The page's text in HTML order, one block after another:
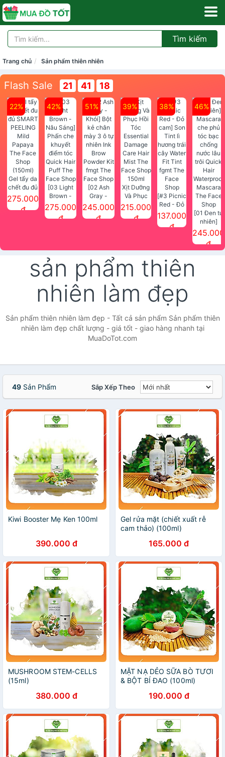
Tìm kiếm
Trang chủ Sản phẩm thiên nhiên
Flash Sale 21 41 17
22%
Gel tẩy da
chết đu đủ
SMART
PEELING
275.000
đ
42%
[03 Light
Brown -
Nâu Sáng]
Phấn che
Face Shop
275.000
đ
51%
[02 Ash
Gray -
Khói] Bột
kẻ chân
Face Shop
245.000
đ
39%
Xịt Dưỡng
Và Phục
Hồi Tóc
Essential
215.000
đ
38%
[#3 Picnic
Red - Đỏ
cam] Son
Face
Shop
137.000
đ
46%
[01 Đen tự
nhiên]
Mascara
che phủ
Shop
245.000
đ
sản phẩm thiên
nhiên làm đẹp
Sản phẩm thiên nhiên làm đẹp - Tất cả sản phẩm Sản phẩm thiên
nhiên làm đẹp chất lượng - giá tốt - giao hàng nhanh tại
MuaDoTot.com
49 Sản Phẩm Sắp Xếp Theo
Kiwi Booster Mẹ Ken 100ml
390.000 đ
Gel rửa mặt (chiết xuất rễ
cam thảo) (100ml)
165.000 đ
MUSHROOM STEM-CELLS
(15ml)
380.000 đ
MẶT NẠ DẺO SỮA BÒ TƯƠI
& BỘT BÍ ĐAO (100ml)
190.000 đ